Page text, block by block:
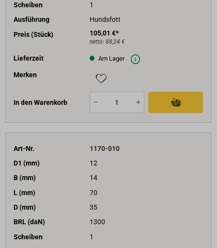
Scheiben
1
Ausführung
Hundsfott
Preis (Stück)
105,01 €*
netto: 88,24 €
Lieferzeit Am Lager
Merken
In den Warenkorb
Art-Nr.
1170-010
D1 (mm)
12
B (mm)
14
L (mm)
70
D (mm)
35
BRL (daN)
1300
Scheiben
1